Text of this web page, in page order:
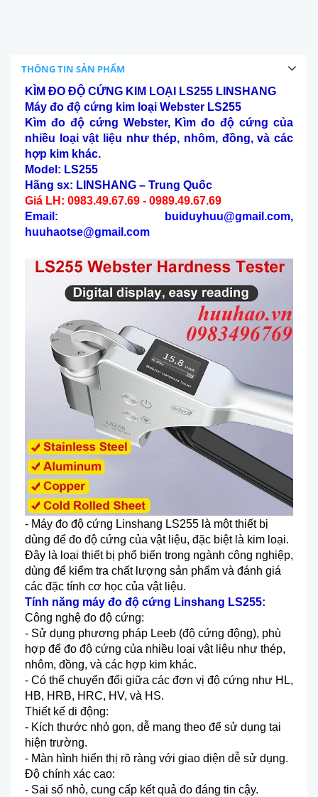
THÔNG TIN SẢN PHẨM
KÌM ĐO ĐỘ CỨNG KIM LOẠI LS255 LINSHANG
Máy đo độ cứng kim loại Webster LS255
Kìm đo độ cứng Webster, Kìm đo độ cứng của
nhiều loại vật liệu như thép, nhôm, đồng, và các
hợp kim khác.
Model: LS255
Hãng sx: LINSHANG – Trung Quốc
Giá LH: 0983.49.67.69 - 0989.49.67.69
Email: buiduyhuu@gmail.com,
huuhaotse@gmail.com
- Máy đo độ cứng Linshang LS255 l à một thiết bị
dùng để đo độ cứng của vật liệu, đặc biệt l à kim loại.
Đây là loại thiết bị phổ biến trong ngành công nghiệp,
dùng để kiểm tra chất lượng sản phẩm và đánh giá
các đặc tính cơ học của vật liệu.
Tính năng máy đo độ cứng Linshang LS255:
Công nghệ đo độ cứng:
- Sử dụng phương pháp Leeb (độ cứng động), phù
hợp để đo độ cứng của nhiều loại vật liệu như thép,
nhôm, đồng, và các hợp kim khác.
- Có thể chuyển đổi giữa các đơn vị độ cứng như HL,
HB, HRB, HRC, HV, và HS.
Thiết kế di động:
- Kích thước nhỏ gọn, dễ mang theo để sử dụng tại
hiện trường.
- Màn hình hiển thị rõ ràng với giao diện dễ sử dụng.
Độ chính xác cao:
- Sai số nhỏ, cung cấp kết quả đo đáng tin cậy.